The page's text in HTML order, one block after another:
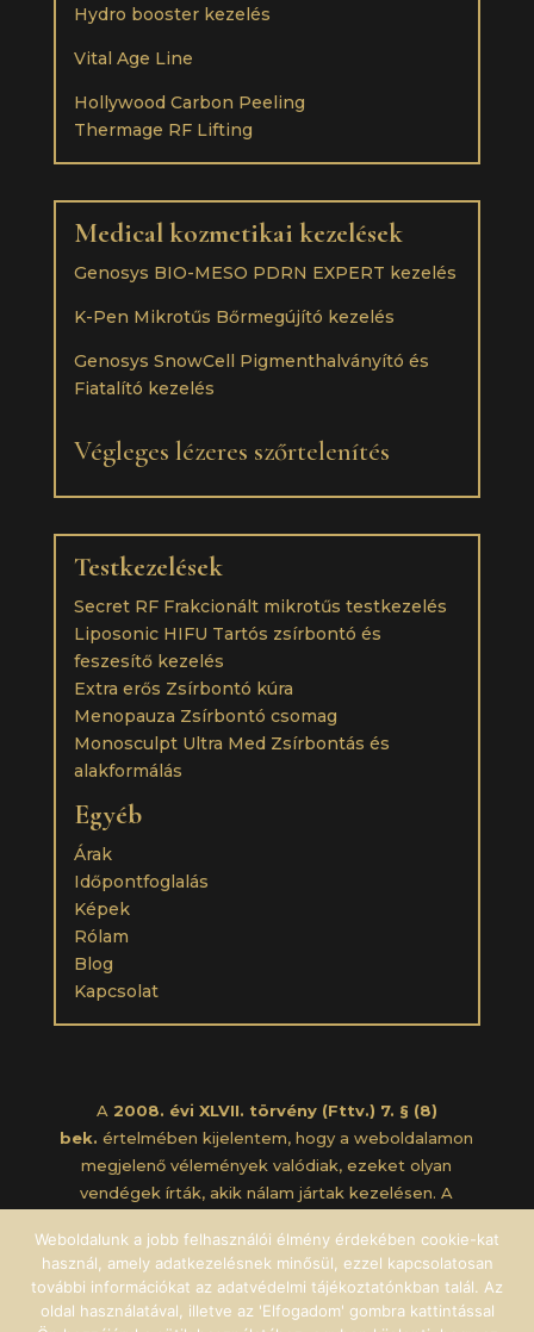
Hydro booster kezelés
Vital Age Line
Hollywood Carbon Peeling
Thermage RF Lifting
Medical kozmetikai kezelések
Genosys BIO-MESO PDRN EXPERT kezelés
K-Pen Mikrotűs Bőrmegújító kezelés
Genosys SnowCell Pigmenthalványító és
Fiatalító kezelés
Végleges lézeres szőrtelenítés
Testkezelések
Secret RF Frakcionált mikrotűs testkezelés
Liposonic HIFU Tartós zsírbontó és
feszesítő kezelés
Extra erős Zsírbontó kúra
Menopauza Zsírbontó csomag
Monosculpt Ultra Med Zsírbontás és
alakformálás
Egyéb
Árak
Időpontfoglalás
Képek
Rólam
Blog
Kapcsolat
A 2008. évi XLVII. törvény (Fttv.) 7. § (8)
bek.értelmében kijelentem, hogy a weboldalamon
megjelenő vélemények valódiak, ezeket olyan
vendégek írták, akik nálam jártak kezelésen. A
rákeresve, vagy a Google térképen) és/vagy a
Facebookon megtekinthető.
Weboldalunk a jobb felhasználói élmény érdekében cookie-kat
használ, amely adatkezelésnek minősül, ezzel kapcsolatosan
további információkat az adatvédelmi tájékoztatónkban talál. Az
oldal használatával, illetve az 'Elfogadom' gombra kattintással